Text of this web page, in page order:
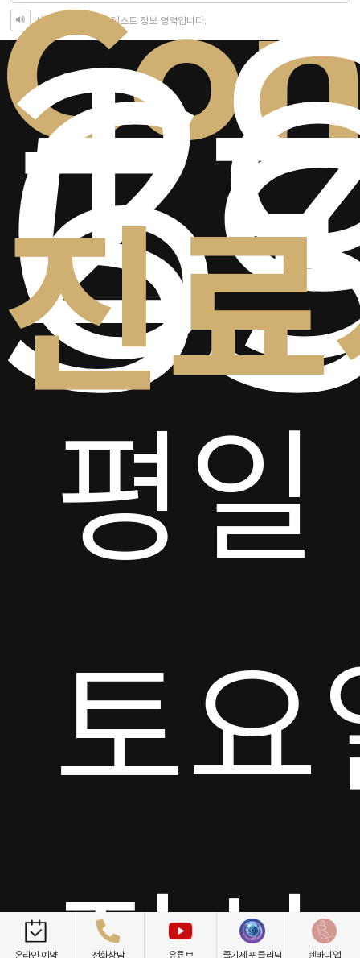
시각장애인을 위한 텍스트 정보 영역입니다.
2-
진
평일
토
온라인 예약 전화상담 유튜브 줄기세포 클리닉 텐바디업